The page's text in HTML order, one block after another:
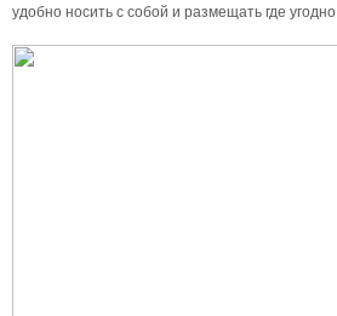
удобно носить с собой и размещать где угодно